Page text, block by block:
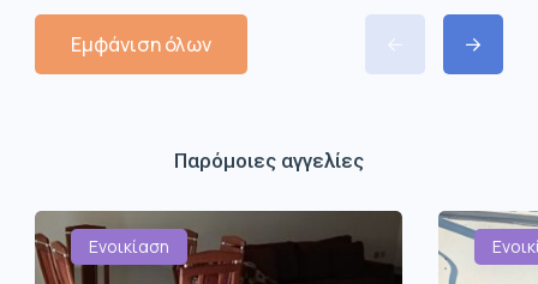
Εμφάνιση όλων
Παρόμοιες αγγελίες
Ενοικίαση